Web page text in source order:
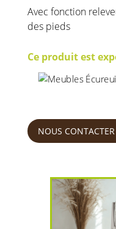
Avec fonction
des pieds
Ce produit est
NOUS CONTACTER